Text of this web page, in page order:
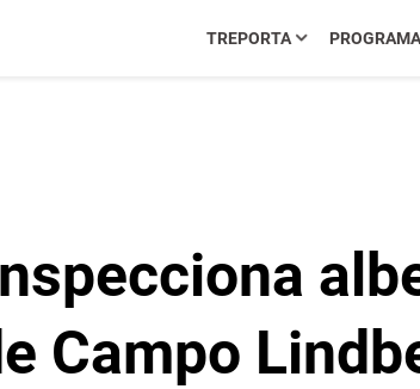
TREPORTA
Campo